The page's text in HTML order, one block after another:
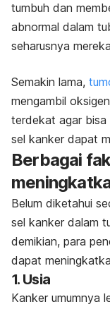
tumbuh dan
abnormal dalam
seharusnya
Semakin lama,
mengambil
terdekat agar bisa
sel kanker dapat
Berbagai
Belum diketahui
sel kanker dalam
demikian, para
dapat
1. Usia
Kanker umumnya